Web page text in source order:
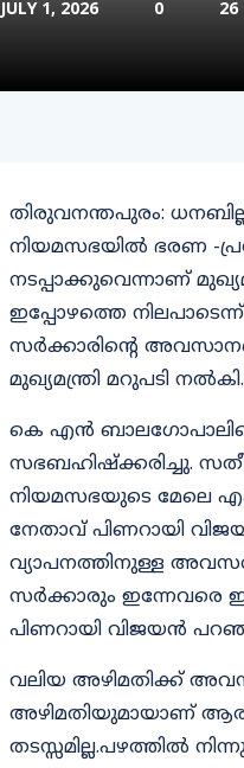
JULY 1, 2026 0 26
തിരുവനന്തപുരം:
നിയമസഭയില്‍ ഭരണ -
നടപ്പാക്കുവെന്നാണ്
ഇപ്പോഴത്തെ
സര്‍ക്കാരിന്റെ
മുഖ്യമന്ത്രി മറുപടി നല്‍കി.
കെ എന്‍
സഭബഹിഷ്‌ക്കരിച്ചു.
നിയമസഭയുടെ മേലെ
നേതാവ് പിണറായി
വ്യാപനത്തിനുള്ള
സര്‍ക്കാരും ഇന്നേവരെ
പിണറായി വിജയന്‍
വലിയ അഴിമതിക്ക്
അഴിമതിയുമായാണ്
തടസ്സമില്ല.പഴത്തില്‍